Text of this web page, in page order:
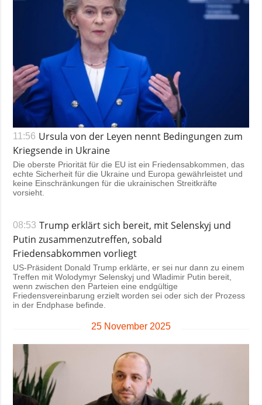
11:56 Ursula von der Leyen nennt Bedingungen zum
Kriegsende in Ukraine
Die oberste Priorität für die EU ist ein Friedensabkommen, das
echte Sicherheit für die Ukraine und Europa gewährleistet und
keine Einschränkungen für die ukrainischen Streitkräfte
vorsieht.
08:53 Trump erklärt sich bereit, mit Selenskyj und
Putin zusammenzutreffen, sobald
Friedensabkommen vorliegt
US-Präsident Donald Trump erklärte, er sei nur dann zu einem
Treffen mit Wolodymyr Selenskyj und Wladimir Putin bereit,
wenn zwischen den Parteien eine endgültige
Friedensvereinbarung erzielt worden sei oder sich der Prozess
in der Endphase befinde.
25 November 2025